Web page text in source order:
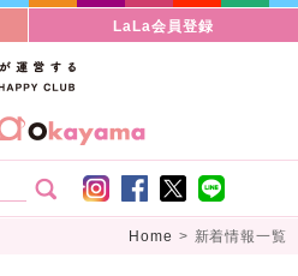
LaLa会員登録
Home > 新着情報一覧